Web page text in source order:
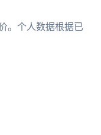
。个人数据根据已